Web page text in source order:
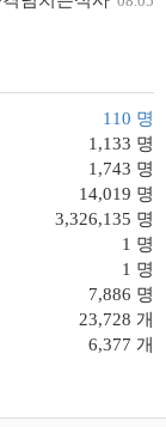
110 명
1,133 명
1,743 명
14,019 명
3,326,135 명
1 명
1 명
7,886 명
23,728 개
6,377 개